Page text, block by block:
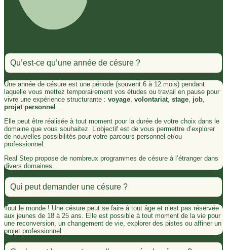
Qu’est-ce qu’une année de césure ?
Une année de césure est une période (souvent 6 à 12 mois) pendant
laquelle vous mettez temporairement vos études ou travail en pause pour
vivre une expérience structurante : voyage, volontariat, stage, job,
projet personnel …
Elle peut être réalisée à tout moment pour la durée de votre choix dans le
domaine que vous souhaitez. L’objectif est de vous permettre d’explorer
de nouvelles possibilités pour votre parcours personnel et/ou
professionnel.
Real Step propose de nombreux programmes de césure à l’étranger dans
divers domaines.
Qui peut demander une césure ?
Tout le monde ! Une césure peut se faire à tout âge et n’est pas réservée
aux jeunes de 18 à 25 ans. Elle est possible à tout moment de la vie pour
une reconversion, un changement de vie, explorer des pistes ou affiner un
projet professionnel.